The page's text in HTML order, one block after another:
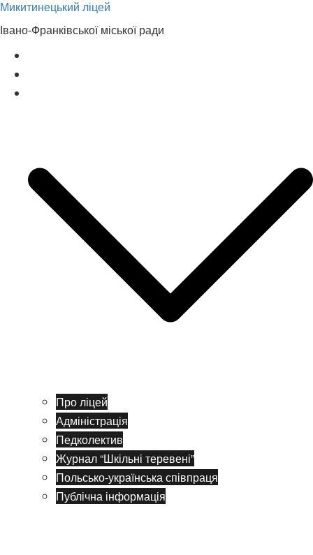
Перейти
до
Микитинецький ліцей
Івано-Франківської міської ради
Про ліцей
Адміністрація
Педколектив
Журнал “Шкільні теревені”
Польсько-українська співпраця
Публічна інформація